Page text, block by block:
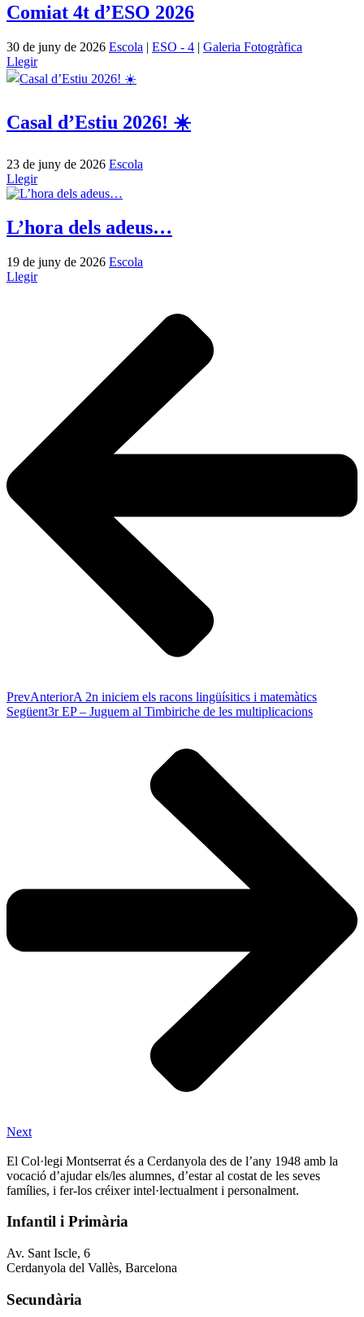
Comiat 4t d’ESO 2026
30 de juny de 2026 Escola | ESO - 4 | Galeria Fotogràfica
Llegir
Casal d’Estiu 2026! ☀️
23 de juny de 2026 Escola
Llegir
L’hora dels adeus…
19 de juny de 2026 Escola
Llegir
PrevAnteriorA 2n iniciem els racons lingüísitics i matemàtics
Següent3r EP – Juguem al Timbiriche de les multiplicacions
Next
El Col·legi Montserrat és a Cerdanyola des de l’any 1948 amb la
vocació d’ajudar els/les alumnes, d’estar al costat de les seves
famílies, i fer-los créixer intel·lectualment i personalment.
Infantil i Primària
Av. Sant Iscle, 6
Cerdanyola del Vallès, Barcelona
Secundària